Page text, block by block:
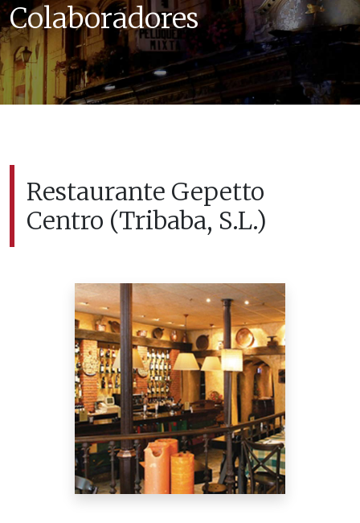
Colaboradores
Restaurante Gepetto
Centro (Tribaba, S.L.)